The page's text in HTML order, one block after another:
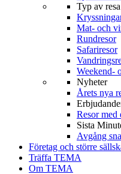
Typ av resa
Mat- och
Rundresor
Safariresor
Weekend-
Nyheter
Årets nya
Resor med
Sista
Avgång
Företag och större
Träffa TEMA
Om TEMA